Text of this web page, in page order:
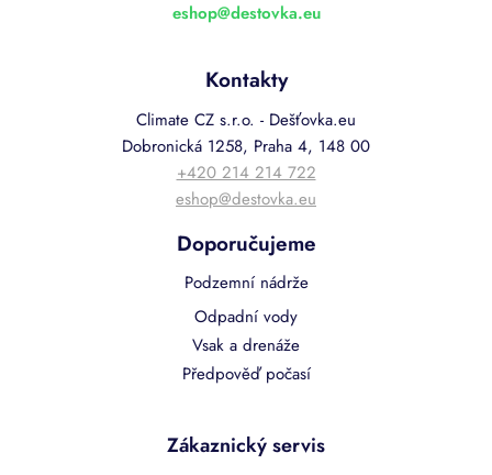
eshop@destovka.eu
Kontakty
Climate CZ s.r.o. - Dešťovka.eu
Dobronická 1258, Praha 4, 148 00
+420 214 214 722
eshop@destovka.eu
Doporučujeme
Podzemní nádrže
Odpadní vody
Vsak a drenáže
Předpověď počasí
Zákaznický servis